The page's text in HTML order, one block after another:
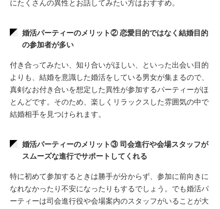
にたくさんの異性とお話してみたい方はおすすめ。
婚活パーティーのメリット② 恋愛目的ではなく結婚目的
の参加者が多い
付き合ってみたい、知り合いがほしい、といった出会い目的
よりも、結婚を意識した婚活をしている男女が集まるので、
真剣なお付き合いを想定した異性が参加するパーティーがほ
とんどです。そのため、楽しくリラックスした雰囲気の中で
結婚相手を見つけられます。
婚活パーティーのメリット③ 司会進行や会場スタッフが
スムーズな進行でサポートしてくれる
特に初めて参加するときは勝手が分からず、参加に前向きに
なれなかったり不安になったりもするでしょう。でも婚活パ
ーティーは司会進行役や会場案内のスタッフがいることが大